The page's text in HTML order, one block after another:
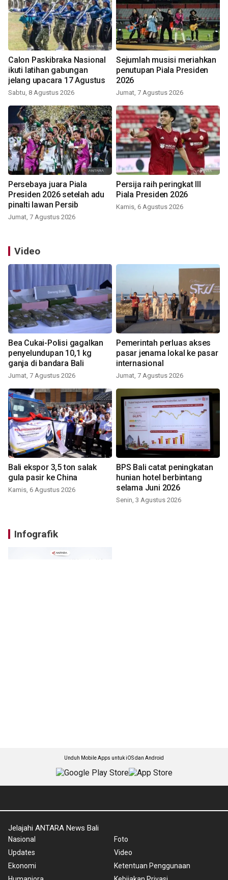
Calon Paskibraka Nasional
ikuti latihan gabungan
jelang upacara 17 Agustus
Sabtu, 8 Agustus 2026
Sejumlah musisi meriahkan
penutupan Piala Presiden
2026
Jumat, 7 Agustus 2026
Persebaya juara Piala
Presiden 2026 setelah adu
pinalti lawan Persib
Jumat, 7 Agustus 2026
Persija raih peringkat III
Piala Presiden 2026
Kamis, 6 Agustus 2026
Video
Bea Cukai-Polisi gagalkan
penyelundupan 10,1 kg
ganja di bandara Bali
Jumat, 7 Agustus 2026
Pemerintah perluas akses
pasar jenama lokal ke pasar
internasional
Jumat, 7 Agustus 2026
Bali ekspor 3,5 ton salak
gula pasir ke China
Kamis, 6 Agustus 2026
BPS Bali catat peningkatan
hunian hotel berbintang
selama Juni 2026
Senin, 3 Agustus 2026
Infografik
Unduh Mobile Apps untuk iOS dan Android
Jelajahi ANTARA News Bali
Nasional
Updates
Ekonomi
Foto
Video
Ketentuan Penggunaan